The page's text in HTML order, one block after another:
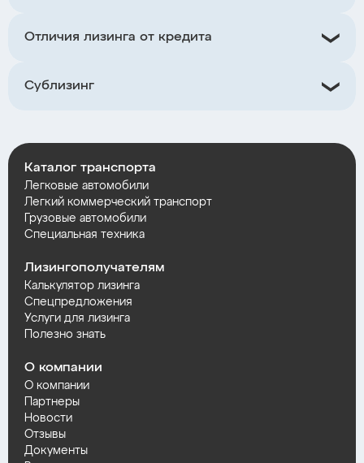
Отличия лизинга от кредита
Сублизинг
Каталог транспорта
Легковые автомобили
Легкий коммерческий транспорт
Грузовые автомобили
Специальная техника
Лизингополучателям
Калькулятор лизинга
Спецпредложения
Услуги для лизинга
Полезно знать
О компании
О компании
Партнеры
Новости
Отзывы
Документы